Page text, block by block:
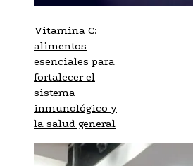
Vitamina C:
alimentos
esenciales para
fortalecer el
sistema
inmunológico y
la salud general